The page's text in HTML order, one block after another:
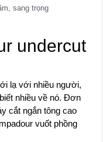
sang trọng
undercut
lạ với nhiều người,
nhiều về nó. Đơn
cắt ngắn tông cao
vuốt phồng